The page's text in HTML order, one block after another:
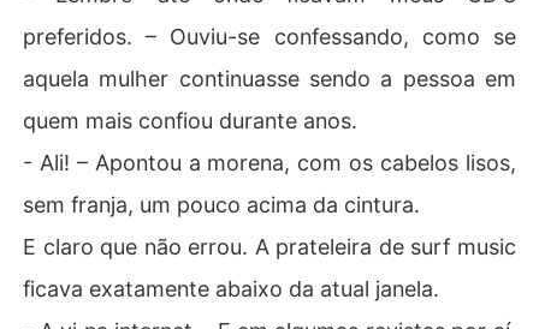
preferidos. – Ouviu-se confessando, como se
aquela mulher continuasse sendo a pessoa em
quem mais confiou durante anos.
- Ali! – Apontou a morena, com os cabelos lisos,
sem franja, um pouco acima da cintura.
E claro que não errou. A prateleira de surf music
ficava exatamente abaixo da atual janela.